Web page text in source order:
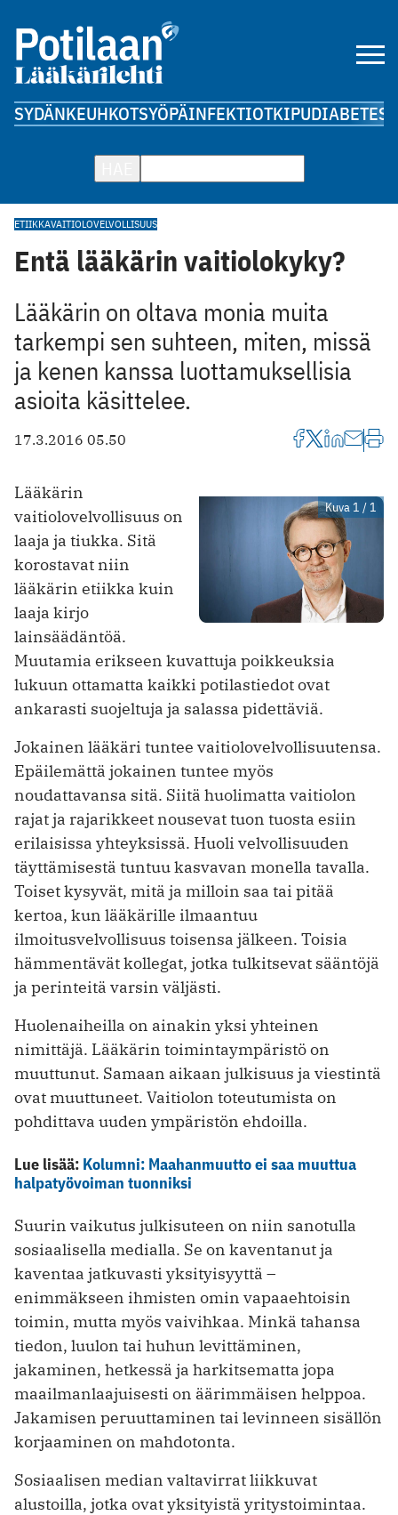
SYDÄNKEUHKOTSYÖPÄINFEKTIOTKIPUDIABETES
ETIIKKAVAITIOLOVELVOLLISUUS
Entä lääkärin vaitiolokyky?
Lääkärin on oltava monia muita
tarkempi sen suhteen, miten, missä
ja kenen kanssa luottamuksellisia
asioita käsittelee.
17.3.2016 05.50
Kuva 1 / 1
Lääkärin
vaitiolovelvollisuus on
laaja ja tiukka. Sitä
korostavat niin
lääkärin etiikka kuin
laaja kirjo
lainsäädäntöä.
Muutamia erikseen kuvattuja poikkeuksia
lukuun ottamatta kaikki potilastiedot ovat
ankarasti suojeltuja ja salassa pidettäviä.
Jokainen lääkäri tuntee vaitiolovelvollisuutensa.
Epäilemättä jokainen tuntee myös
noudattavansa sitä. Siitä huolimatta vaitiolon
rajat ja rajarikkeet nousevat tuon tuosta esiin
erilaisissa yhteyksissä. Huoli velvollisuuden
täyttämisestä tuntuu kasvavan monella tavalla.
Toiset kysyvät, mitä ja milloin saa tai pitää
kertoa, kun lääkärille ilmaantuu
ilmoitusvelvollisuus toisensa jälkeen. Toisia
hämmentävät kollegat, jotka tulkitsevat sääntöjä
ja perinteitä varsin väljästi.
Huolenaiheilla on ainakin yksi yhteinen
nimittäjä. Lääkärin toimintaympäristö on
muuttunut. Samaan aikaan julkisuus ja viestintä
ovat muuttuneet. Vaitiolon toteutumista on
pohdittava uuden ympäristön ehdoilla.
Lue lisää: Kolumni: Maahanmuutto ei saa muuttua
halpatyövoiman tuonniksi
Suurin vaikutus julkisuteen on niin sanotulla
sosiaalisella medialla. Se on kaventanut ja
kaventaa jatkuvasti yksityisyyttä –
enimmäkseen ihmisten omin vapaaehtoisin
toimin, mutta myös vaivihkaa. Minkä tahansa
tiedon, luulon tai huhun levittäminen,
jakaminen, hetkessä ja harkitsematta jopa
maailmanlaajuisesti on äärimmäisen helppoa.
Jakamisen peruuttaminen tai levinneen sisällön
korjaaminen on mahdotonta.
Sosiaalisen median valtavirrat liikkuvat
alustoilla, jotka ovat yksityistä yritystoimintaa.